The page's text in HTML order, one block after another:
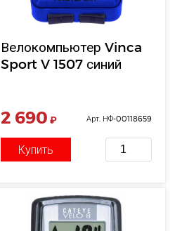
Велокомпьютер Vinca
Sport V 1507 синий
2 690 ₽ Арт. НФ-00118659
Купить